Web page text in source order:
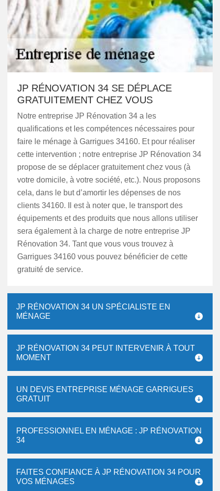
JP RÉNOVATION 34 SE DÉPLACE
GRATUITEMENT CHEZ VOUS
Notre entreprise JP Rénovation 34 a les
qualifications et les compétences nécessaires pour
faire le ménage à Garrigues 34160. Et pour réaliser
cette intervention ; notre entreprise JP Rénovation 34
propose de se déplacer gratuitement chez vous (à
votre domicile, à votre société, etc.). Nous proposons
cela, dans le but d’amortir les dépenses de nos
clients 34160. Il est à noter que, le transport des
équipements et des produits que nous allons utiliser
sera également à la charge de notre entreprise JP
Rénovation 34. Tant que vous vous trouvez à
Garrigues 34160 vous pouvez bénéficier de cette
gratuité de service.
JP RÉNOVATION 34 UN SPÉCIALISTE EN
MÉNAGE
JP RÉNOVATION 34 PEUT INTERVENIR À TOUT
MOMENT
UN DEVIS ENTREPRISE MÉNAGE GARRIGUES
GRATUIT
PROFESSIONNEL EN MÉNAGE : JP RÉNOVATION
34
FAITES CONFIANCE À JP RÉNOVATION 34 POUR
VOS MÉNAGES